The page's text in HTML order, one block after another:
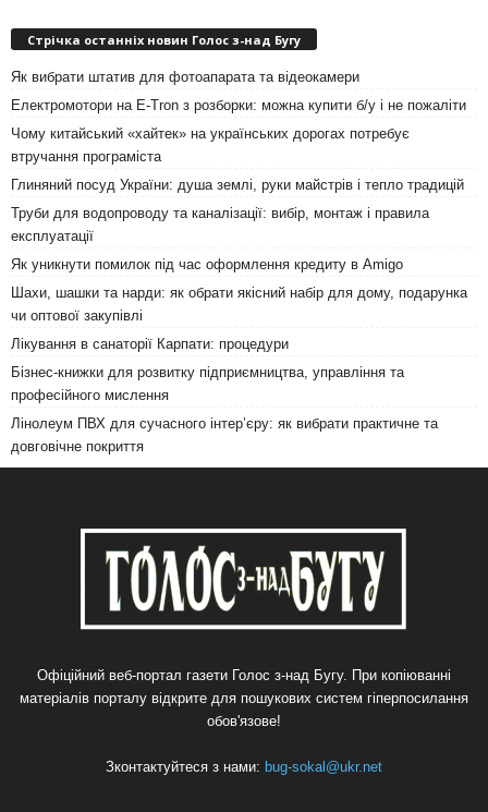
Стрічка останніх новин Голос з-над Бугу
Як вибрати штатив для фотоапарата та відеокамери
Електромотори на E-Tron з розборки: можна купити б/у і не пожаліти
Чому китайський «хайтек» на українських дорогах потребує
втручання програміста
Глиняний посуд України: душа землі, руки майстрів і тепло традицій
Труби для водопроводу та каналізації: вибір, монтаж і правила
експлуатації
Як уникнути помилок під час оформлення кредиту в Amigo
Шахи, шашки та нарди: як обрати якісний набір для дому, подарунка
чи оптової закупівлі
Лікування в санаторії Карпати: процедури
Бізнес-книжки для розвитку підприємництва, управління та
професійного мислення
Лінолеум ПВХ для сучасного інтер’єру: як вибрати практичне та
довговічне покриття
Офіційний веб-портал газети Голос з-над Бугу. При копіюванні
матеріалів порталу відкрите для пошукових систем гіперпосилання
обов'язове!
Зконтактуйтеся з нами: bug-sokal@ukr.net